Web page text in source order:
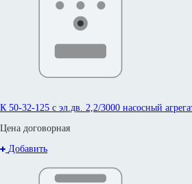
К 50-32-125 с эл.дв. 2,2/3000 насосный
Цена договорная
Добавить